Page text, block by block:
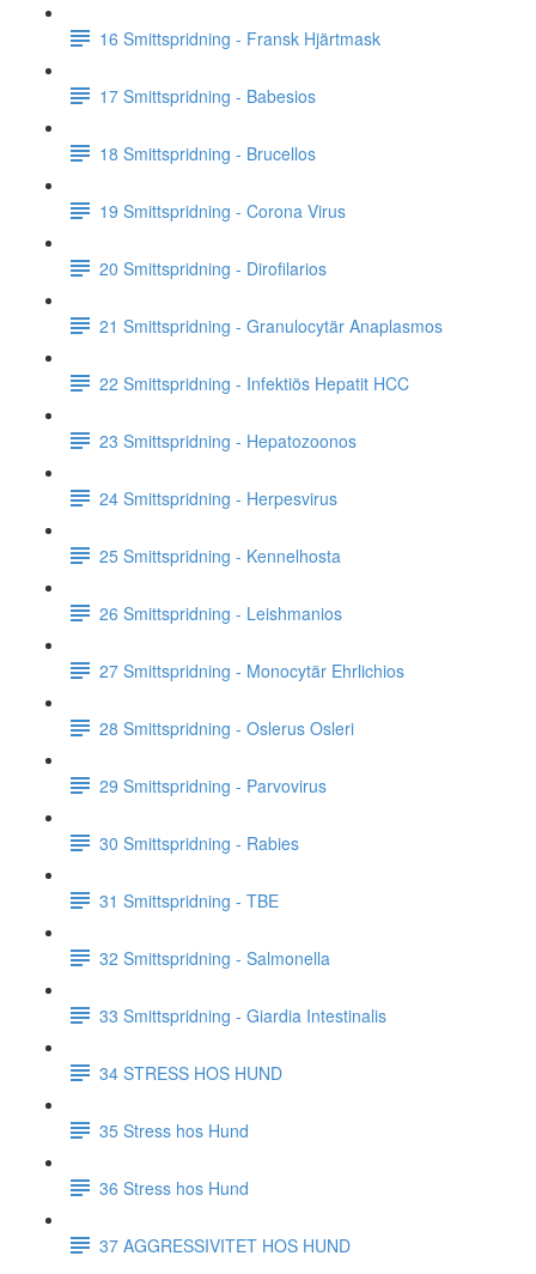
16 Smittspridning - Fransk Hjärtmask
17 Smittspridning - Babesios
18 Smittspridning - Brucellos
19 Smittspridning - Corona Virus
20 Smittspridning - Dirofilarios
21 Smittspridning - Granulocytär Anaplasmos
22 Smittspridning - Infektiös Hepatit HCC
23 Smittspridning - Hepatozoonos
24 Smittspridning - Herpesvirus
25 Smittspridning - Kennelhosta
26 Smittspridning - Leishmanios
27 Smittspridning - Monocytär Ehrlichios
28 Smittspridning - Oslerus Osleri
29 Smittspridning - Parvovirus
30 Smittspridning - Rabies
31 Smittspridning - TBE
32 Smittspridning - Salmonella
33 Smittspridning - Giardia Intestinalis
34 STRESS HOS HUND
35 Stress hos Hund
36 Stress hos Hund
37 AGGRESSIVITET HOS HUND